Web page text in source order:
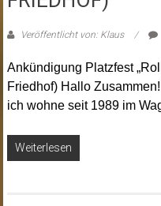
Veröffentlicht von: Klaus
Ankündigung Platzfest
Friedhof) Hallo
ich wohne seit 1989 im
Weiterlesen